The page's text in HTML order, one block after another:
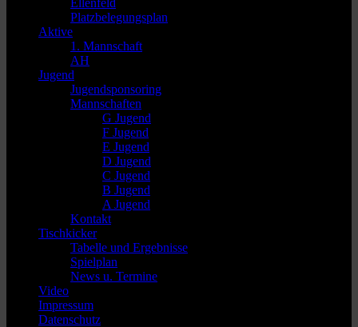
Ellenfeld
Platzbelegungsplan
Aktive
1. Mannschaft
AH
Jugend
Jugendsponsoring
Mannschaften
G Jugend
F Jugend
E Jugend
D Jugend
C Jugend
B Jugend
A Jugend
Kontakt
Tischkicker
Tabelle und Ergebnisse
Spielplan
News u. Termine
Video
Impressum
Datenschutz